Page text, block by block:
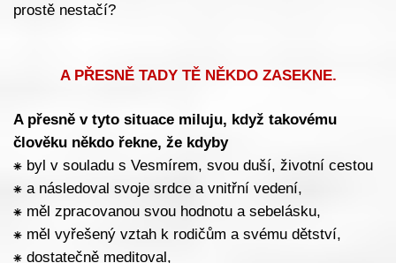
prostě nestačí?
A PŘESNĚ TADY TĚ NĚKDO ZASEKNE.
A přesně v tyto situace miluju, když takovému
člověku někdo řekne, že kdyby
⁕ byl v souladu s Vesmírem, svou duší, životní cestou
⁕ a následoval svoje srdce a vnitřní vedení,
⁕ měl zpracovanou svou hodnotu a sebelásku,
⁕ měl vyřešený vztah k rodičům a svému dětství,
⁕ dostatečně meditoval,